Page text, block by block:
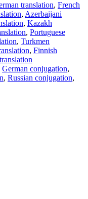
translation, French
, Azerbaijani
, Kazakh
, Portuguese
, Turkmen
, Finnish
German conjugation,
, Russian conjugation,